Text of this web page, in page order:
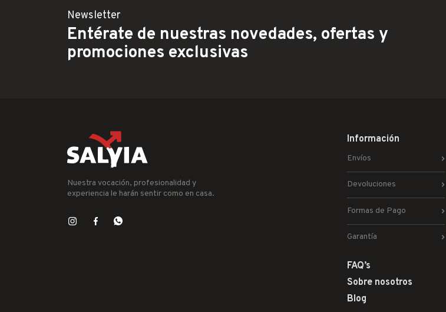
Newsletter
Entérate de nuestras novedades, ofertas y
promociones exclusivas
Nuestra vocación, profesionalidad y
experiencia le harán sentir como en casa.
Información
Envíos
Devoluciones
Formas de Pago
Garantía
FAQ’s
Sobre nosotros
Blog